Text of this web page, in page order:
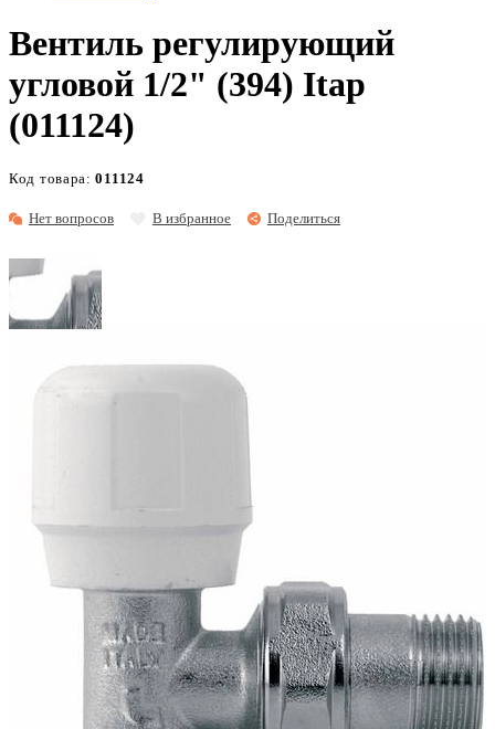
Вентиль регулирующий
угловой 1/2" (394) Itap
(011124)
Нет вопросов В избранное Поделиться
Код товара:011124